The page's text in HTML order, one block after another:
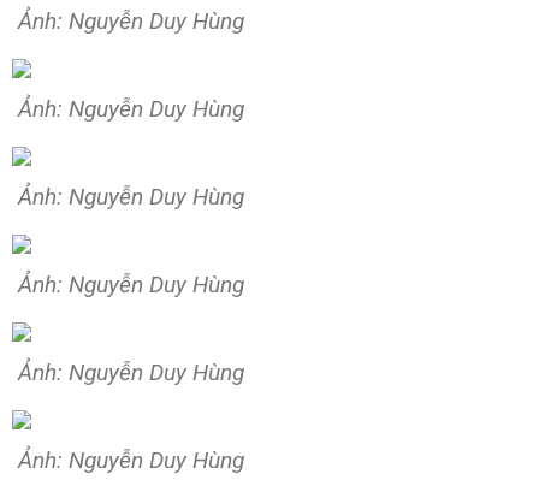
Ảnh: Nguyễn Duy Hùng
Ảnh: Nguyễn Duy Hùng
Ảnh: Nguyễn Duy Hùng
Ảnh: Nguyễn Duy Hùng
Ảnh: Nguyễn Duy Hùng
Ảnh: Nguyễn Duy Hùng